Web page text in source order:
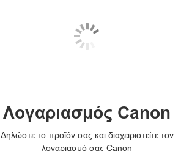
Λογαριασμός Canon
Δηλώστε το προϊόν σας και διαχειριστείτε τον
λογαριασμό σας Canon